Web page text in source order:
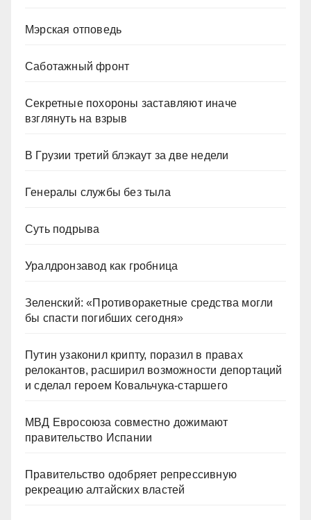
Мэрская отповедь
Саботажный фронт
Секретные похороны заставляют иначе
взглянуть на взрыв
В Грузии третий блэкаут за две недели
Генералы службы без тыла
Суть подрыва
Уралдронзавод как гробница
Зеленский: «Противоракетные средства могли
бы спасти погибших сегодня»
Путин узаконил крипту, поразил в правах
релокантов, расширил возможности депортаций
и сделал героем Ковальчука-старшего
МВД Евросоюза совместно дожимают
правительство Испании
Правительство одобряет репрессивную
рекреацию алтайских властей